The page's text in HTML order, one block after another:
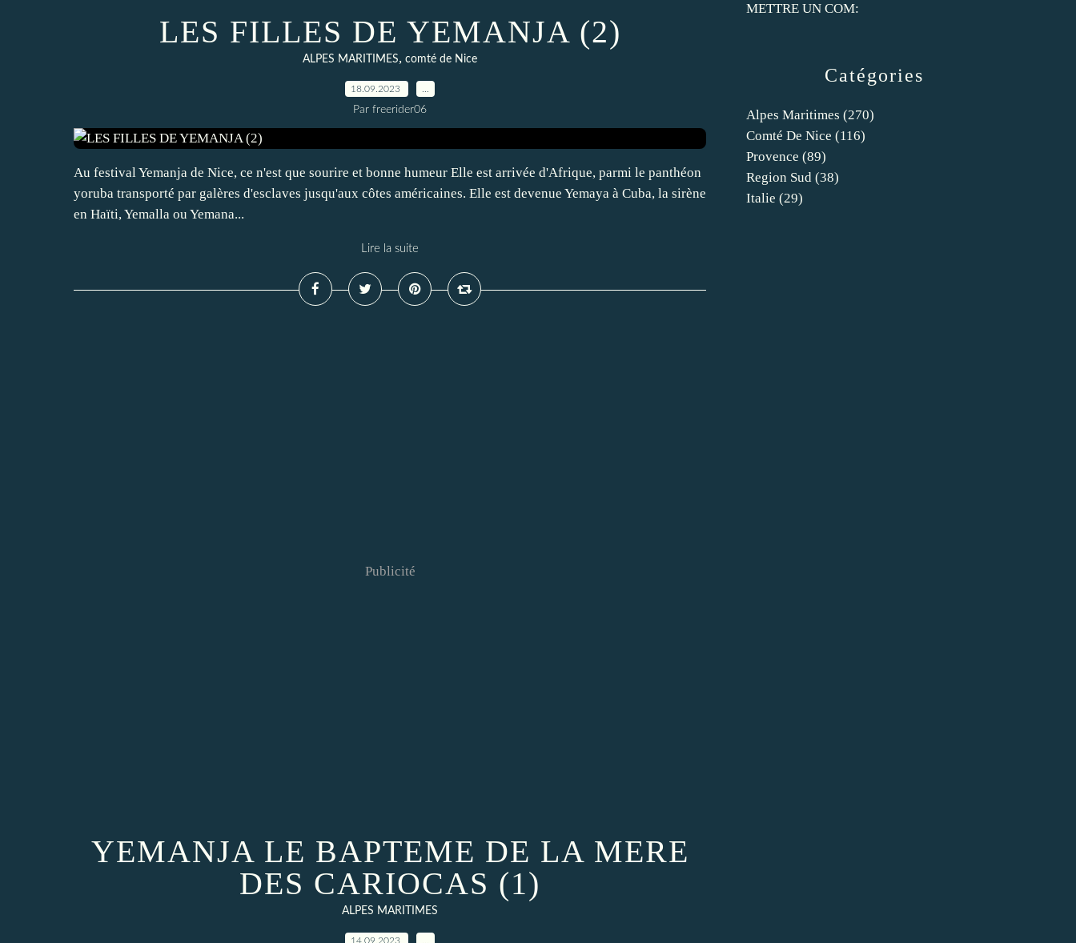
LES FILLES DE YEMANJA (2)
ALPES MARITIMES, comté de Nice
18.09.2023
Par freerider06
Au festival Yemanja de Nice, ce n'est que sourire et bonne humeur Elle est arrivée d'Afrique, parmi le panthéon
yoruba transporté par galères d'esclaves jusqu'aux côtes américaines. Elle est devenue Yemaya à Cuba, la sirène
en Haïti, Yemalla ou Yemana...
Lire la suite
Publicité
YEMANJA LE BAPTEME DE LA MERE
DES CARIOCAS (1)
ALPES MARITIMES
14.09.2023
Catégories
Alpes Maritimes (270)
Comté De Nice (116)
Provence (89)
Region Sud (38)
Italie (29)
METTRE UN COM: